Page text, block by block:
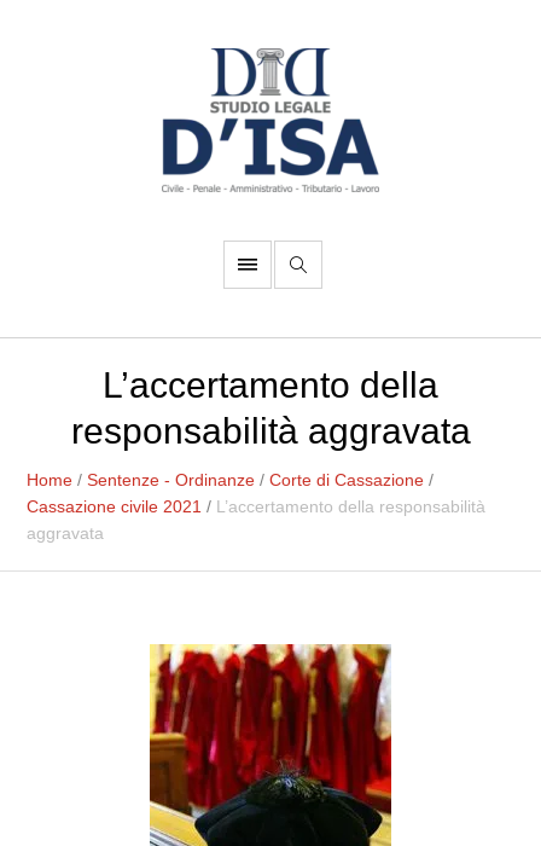
L’accertamento della
responsabilità aggravata
Home /Sentenze - Ordinanze /Corte di Cassazione /
Cassazione civile 2021 / L’accertamento della responsabilità
aggravata